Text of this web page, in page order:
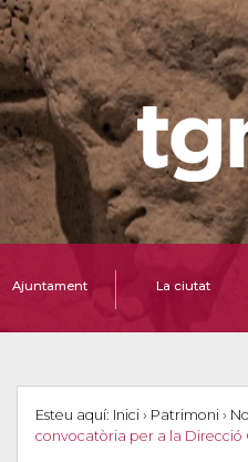
Ajuntament La ciutat
Esteu aquí: Inici › Patrimoni ›
convocatòria per a la Direcció